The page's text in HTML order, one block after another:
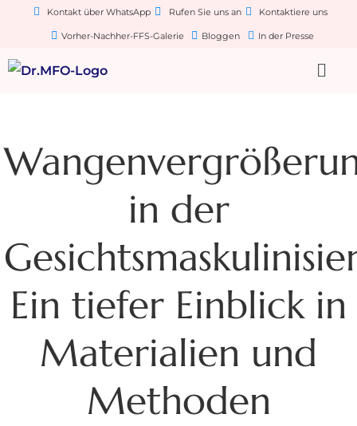
Kontakt über WhatsApp Rufen Sie uns an Kontaktiere uns
Vorher-Nachher-FFS-Galerie Bloggen In der Presse
in der
Ein tiefer Einblick in
Materialien und
Methoden